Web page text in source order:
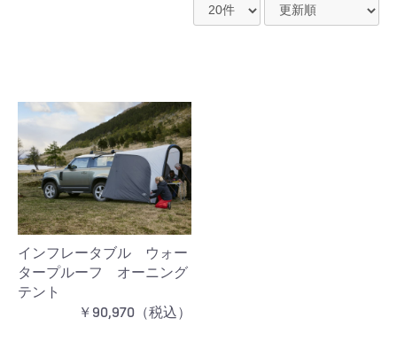
インフレータブル ウォー
タープルーフ オーニング
テント
￥90,970（税込）